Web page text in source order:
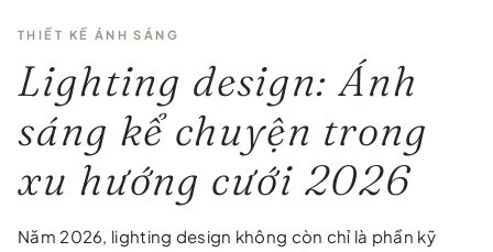
THIẾT KẾ ÁNH SÁNG
Lighting design: Ánh
sáng kể chuyện trong
xu hướng cưới 2026
Năm 2026, lighting design không còn chỉ là phần kỹ